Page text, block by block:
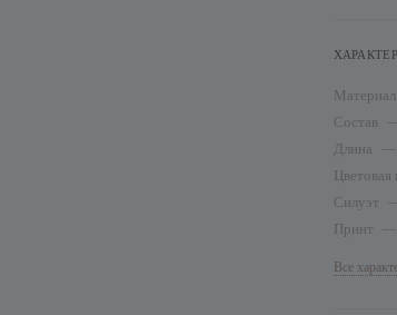
Материал
Состав
Длина
Цветовая
Силуэт
Принт
Все